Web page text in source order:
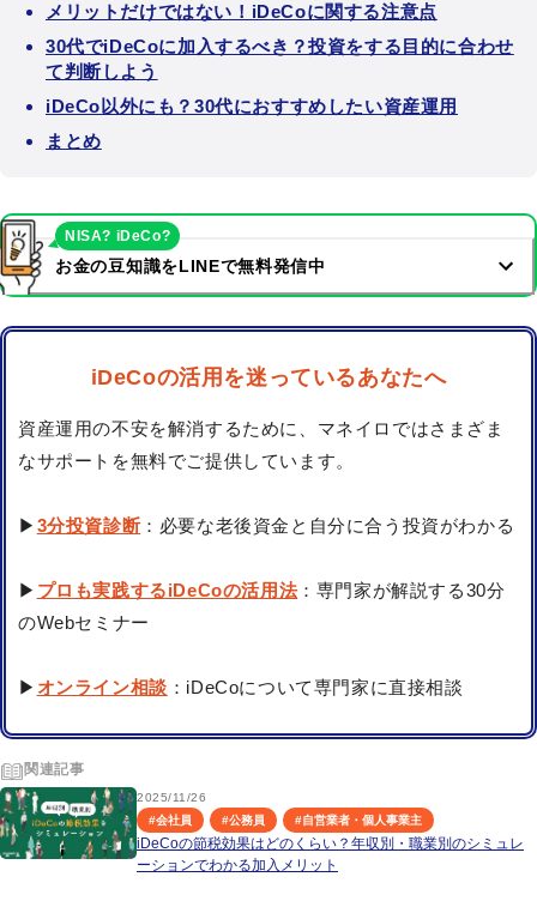
メリットだけではない！iDeCoに関する注意点
30代でiDeCoに加入するべき？投資をする目的に合わせ
て判断しよう
iDeCo以外にも？30代におすすめしたい資産運用
まとめ
お金の豆知識をLINEで無料発信中
NISA? iDeCo?
iDeCoの活用を迷っているあなたへ
資産運用の不安を解消するために、マネイロではさまざま
なサポートを無料でご提供しています。
▶ 3分投資診断：必要な老後資金と自分に合う投資がわかる
▶ プロも実践するiDeCoの活用法：専門家が解説する30分
のWebセミナー
▶ オンライン相談 ：iDeCoについて専門家に直接相談
関連記事
2025/11/26
#会社員 #公務員 #自営業者・個人事業主
iDeCoの節税効果はどのくらい？年収別・職業別のシミュレ
ーションでわかる加入メリット